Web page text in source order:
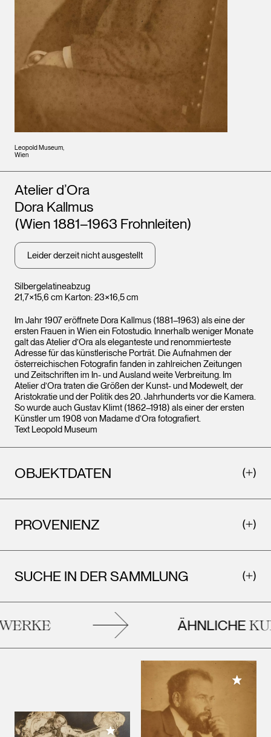
Leopold Museum,
Wien
Silbergelatineabzug
21,7×15,6 cm Karton: 23×16,5 cm
Künstler*innen
Atelier d’Ora
Dora Kallmus
(Wien 1881–1963 Frohnleiten)
Leider derzeit nicht ausgestellt
Im Jahr 1907 eröffnete Dora Kallmus (1881–1963) als eine der
ersten Frauen in Wien ein Fotostudio. Innerhalb weniger Monate
galt das Atelier d’Ora als eleganteste und renommierteste
Adresse für das künstlerische Porträt. Die Aufnahmen der
österreichischen Fotografin fanden in zahlreichen Zeitungen
und Zeitschriften im In- und Ausland weite Verbreitung. Im
Atelier d’Ora traten die Größen der Kunst- und Modewelt, der
Aristokratie und der Politik des 20. Jahrhunderts vor die Kamera.
So wurde auch Gustav Klimt (1862–1918) als einer der ersten
Künstler um 1908 von Madame d’Ora fotografiert.
Text Leopold Museum
OBJEKTDATEN
PROVENIENZ
SUCHE IN DER SAMMLUNG
ÄHNLICHE
Meiner Sammlung hinzufügen
Meiner